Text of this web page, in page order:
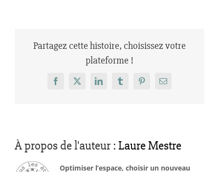
Partagez cette histoire, choisissez votre
plateforme !
Facebook
X LinkedInTumblrPinterestEmail
À propos de l'auteur : Laure Mestre
Optimiser l’espace, choisir un nouveau